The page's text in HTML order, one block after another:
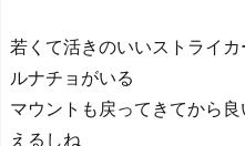
若くて活きのいいストライ
ルナチョがいる
マウントも戻ってきてから
えるしね